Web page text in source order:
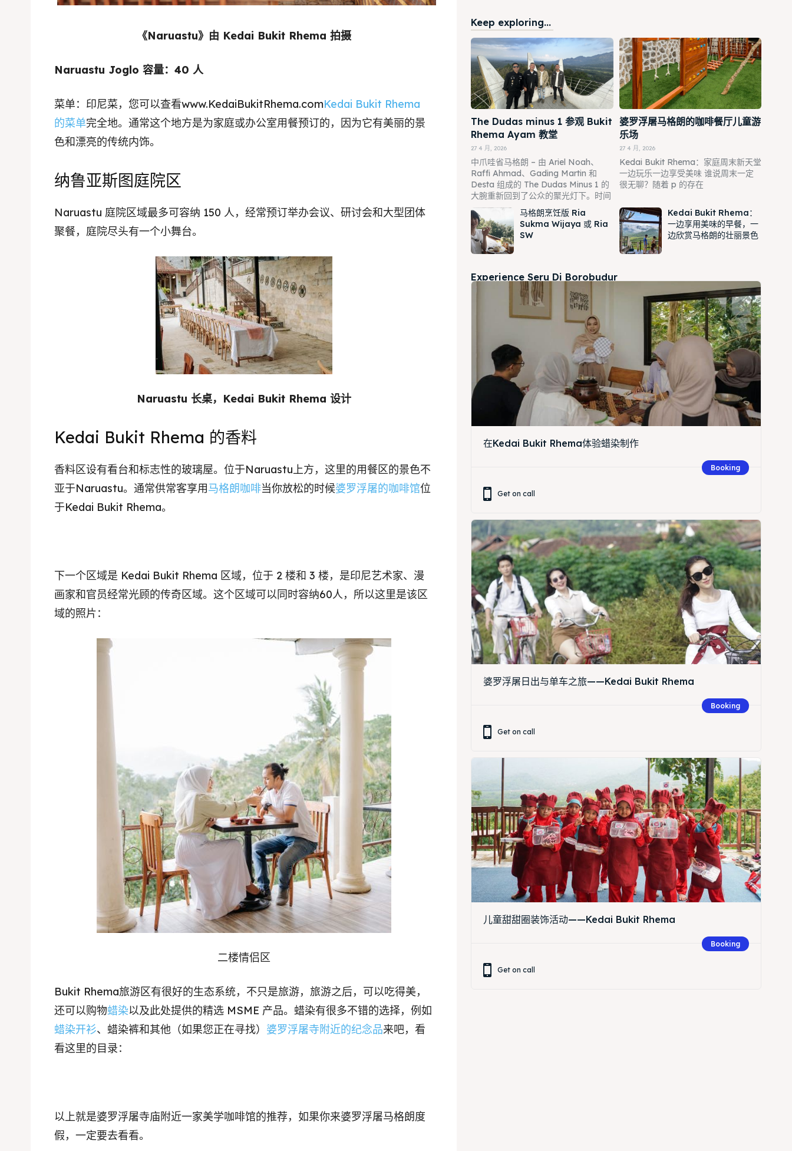
Explore our destinations
& Make a booking today
Tempat Makan Keluarga
Tempat Makan Rombongan
Ruang Meeting
Playground Anak
Katering Magelang
& Make a booking today
Tempat Makan Keluarga
Tempat Makan Rombongan
Ruang Meeting
Playground Anak
Katering Magelang
Nasi Box
Search
BAHASA / LANGUAGE
Indonesia
Nederlands
العربية
《Naruastu》由 Kedai Bukit Rhema 拍摄
Naruastu Joglo 容量：40 人
菜单：印尼菜，您可以查看www.KedaiBukitRhema.comKedai Bukit Rhema
的菜单完全地。通常这个地方是为家庭或办公室用餐预订的，因为它有美丽的景
色和漂亮的传统内饰。
纳鲁亚斯图庭院区
Naruastu 庭院区域最多可容纳 150 人，经常预订举办会议、研讨会和大型团体
聚餐，庭院尽头有一个小舞台。
Naruastu 长桌，Kedai Bukit Rhema 设计
Kedai Bukit Rhema 的香料
香料区设有看台和标志性的玻璃屋。位于Naruastu上方，这里的用餐区的景色不
亚于Naruastu。通常供常客享用马格朗咖啡当你放松的时候婆罗浮屠的咖啡馆位
于Kedai Bukit Rhema。
下一个区域是 Kedai Bukit Rhema 区域，位于 2 楼和 3 楼，是印尼艺术家、漫
画家和官员经常光顾的传奇区域。这个区域可以同时容纳60人，所以这里是该区
域的照片：
二楼情侣区
Bukit Rhema旅游区有很好的生态系统，不只是旅游，旅游之后，可以吃得美，
还可以购物蜡染以及此处提供的精选 MSME 产品。蜡染有很多不错的选择，例如
蜡染开衫、蜡染裤和其他（如果您正在寻找） 婆罗浮屠寺附近的纪念品来吧，看
看这里的目录：
以上就是婆罗浮屠寺庙附近一家美学咖啡馆的推荐，如果你来婆罗浮屠马格朗度
假，一定要去看看。
Keep exploring...
The Dudas minus 1 参观 Bukit
Rhema Ayam 教堂
27 4 月, 2026
中爪哇省马格朗 – 由 Ariel Noah、
Raffi Ahmad、Gading Martin 和
Desta 组成的 The Dudas Minus 1 的
大腕重新回到了公众的聚光灯下。时间
婆罗浮屠马格朗的咖啡餐厅儿童游
乐场
27 4 月, 2026
Kedai Bukit Rhema：家庭周末新天堂
一边玩乐一边享受美味 谁说周末一定
很无聊？随着 p 的存在
马格朗烹饪版 Ria
Sukma Wijaya 或 Ria
SW
Kedai Bukit Rhema：
一边享用美味的早餐，一
边欣赏马格朗的壮丽景色
Experience Seru Di Borobudur
在Kedai Bukit Rhema体验蜡染制作
Booking
Get on call
婆罗浮屠日出与单车之旅——Kedai Bukit Rhema
Booking
Get on call
儿童甜甜圈装饰活动——Kedai Bukit Rhema
Booking
Get on call